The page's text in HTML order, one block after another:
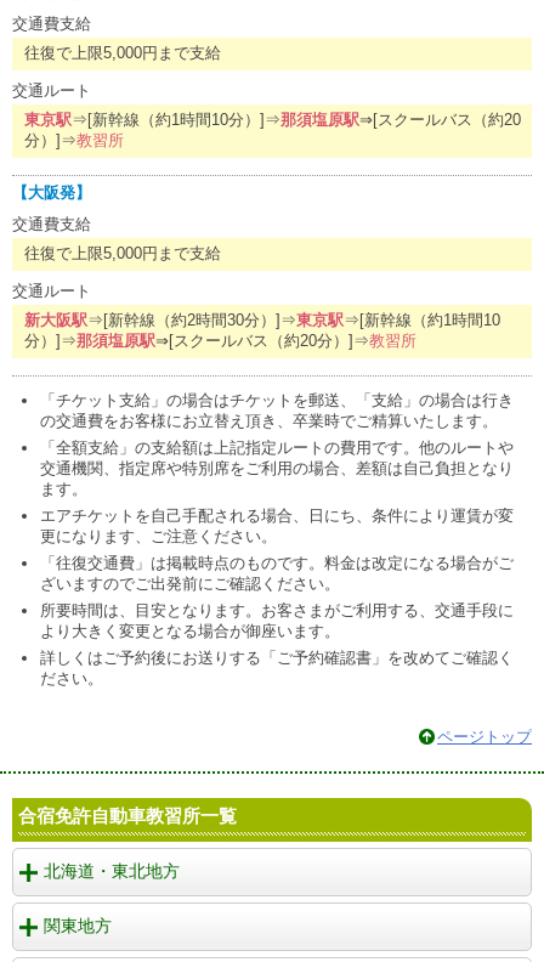
交通費支給
往復で上限5,000円まで支給
交通ルート
東京駅⇒[新幹線（約1時間10分）]⇒那須塩原駅⇒[スクールバス（約20
分）]⇒教習所
【大阪発】
交通費支給
往復で上限5,000円まで支給
交通ルート
新大阪駅⇒[新幹線（約2時間30分）]⇒東京駅⇒[新幹線（約1時間10
分）]⇒那須塩原駅⇒[スクールバス（約20分）]⇒教習所
「チケット支給」の場合はチケットを郵送、「支給」の場合は行き
の交通費をお客様にお立替え頂き、卒業時でご精算いたします。
「全額支給」の支給額は上記指定ルートの費用です。他のルートや
交通機関、指定席や特別席をご利用の場合、差額は自己負担となり
ます。
エアチケットを自己手配される場合、日にち、条件により運賃が変
更になります、ご注意ください。
「往復交通費」は掲載時点のものです。料金は改定になる場合がご
ざいますのでご出発前にご確認ください。
所要時間は、目安となります。お客さまがご利用する、交通手段に
より大きく変更となる場合が御座います。
詳しくはご予約後にお送りする「ご予約確認書」を改めてご確認く
ださい。
ページトップ
合宿免許自動車教習所一覧
北海道・東北地方
関東地方